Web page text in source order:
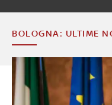
BOLOGNA: ULTIME